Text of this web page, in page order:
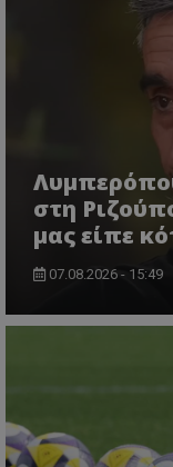
στη
μας είπε
07.08.2026 - 15:49